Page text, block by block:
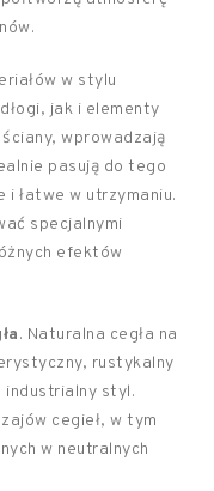
w stylu
jak i elementy
wprowadzają
pasują do tego
i łatwe w utrzymaniu.
specjalnymi
efektów
. Naturalna cegła na
rustykalny
styl.
cegieł, w tym
w neutralnych